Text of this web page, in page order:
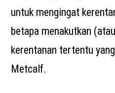
untuk mengingat
betapa menakutkan
kerentanan tertentu
Metcalf.